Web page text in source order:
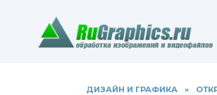
содержанию
ДИЗАЙН И ГРАФИКА »